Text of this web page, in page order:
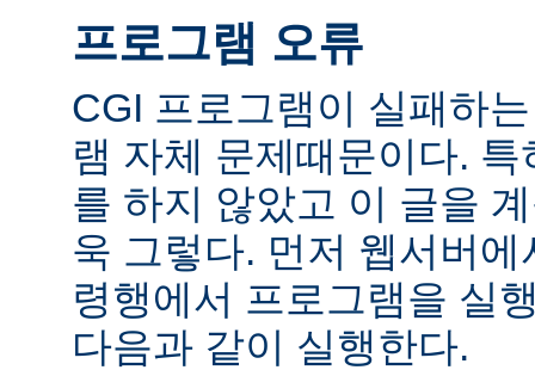
프로그램 오류
CGI 프로그램이 실패하
램 자체 문제때문이다.
를 하지 않았고 이 글을
욱 그렇다. 먼저 웹서버
령행에서 프로그램을 실
다음과 같이 실행한다.